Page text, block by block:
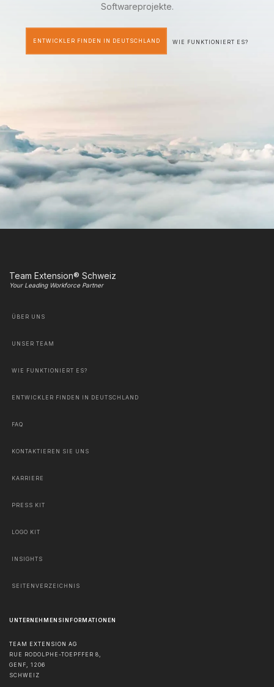
Softwareprojekte.
ENTWICKLER FINDEN IN DEUTSCHLAND WIE FUNKTIONIERT ES?
Team Extension® Schweiz
Your Leading Workforce Partner
ÜBER UNS
UNSER TEAM
WIE FUNKTIONIERT ES?
ENTWICKLER FINDEN IN DEUTSCHLAND
FAQ
KONTAKTIEREN SIE UNS
KARRIERE
PRESS KIT
LOGO KIT
INSIGHTS
SEITENVERZEICHNIS
UNTERNEHMENSINFORMATIONEN
TEAM EXTENSION AG
RUE RODOLPHE-TOEPFFER 8,
GENF, 1206
SCHWEIZ